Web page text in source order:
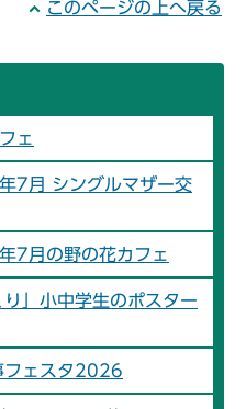
このページの上へ戻る
ェ
7月 シングルマザー交
7月の野の花カフェ
り」小中学生のポスター
フェスタ2026